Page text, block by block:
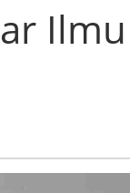
Ilmu